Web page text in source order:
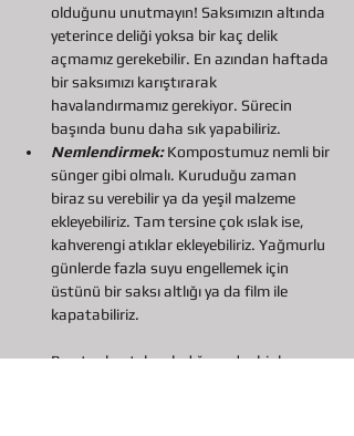
olduğunu unutmayın! Saksımızın altında
yeterince deliği yoksa bir kaç delik
açmamız gerekebilir. En azından haftada
bir saksımızı karıştırarak
havalandırmamız gerekiyor. Sürecin
başında bunu daha sık yapabiliriz.
Nemlendirmek: Kompostumuz nemli bir
sünger gibi olmalı. Kuruduğu zaman
biraz su verebilir ya da yeşil malzeme
ekleyebiliriz. Tam tersine çok ıslak ise,
kahverengi atıklar ekleyebiliriz. Yağmurlu
günlerde fazla suyu engellemek için
üstünü bir saksı altlığı ya da film ile
kapatabiliriz.
Bu etapları tekrarladığımızda, bir kaç